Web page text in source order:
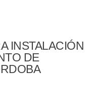
INSTALACIÓN
DE